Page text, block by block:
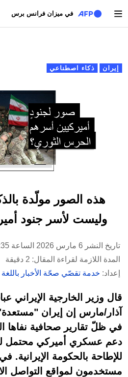
في ميزان فرانس برس
التبويبات الأساسية
إيران ذكاء اصطناعي
هذه الصور مولّدة
وليست لأسر جنود
تاريخ النشر 6 مارس 2026 الساعة 15:35
المدة اللازمة لقراءة المقال: 2 دقيقة
إعداد: خدمة تقصّي صحّة الأخبار باللغة
آذار/مارس إن إيران
في ظلّ تقارير صحافية نفاها
دعم عسكري أميركي محتمل
للإطاحة بالحكومة الإيرانية.
مستخدمون لمواقع التواصل